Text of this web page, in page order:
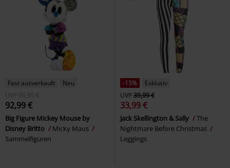
Fast ausverkauft
Neu
UVP
99,95 €
92,99 €
Big Figure Mickey Mouse by
Disney Britto
Micky Maus
Sammelfiguren
-15%
Exklusiv
UVP39,99 €
33,99 €
Jack Skellington & Sally
The
Nightmare Before Christmas
Leggings